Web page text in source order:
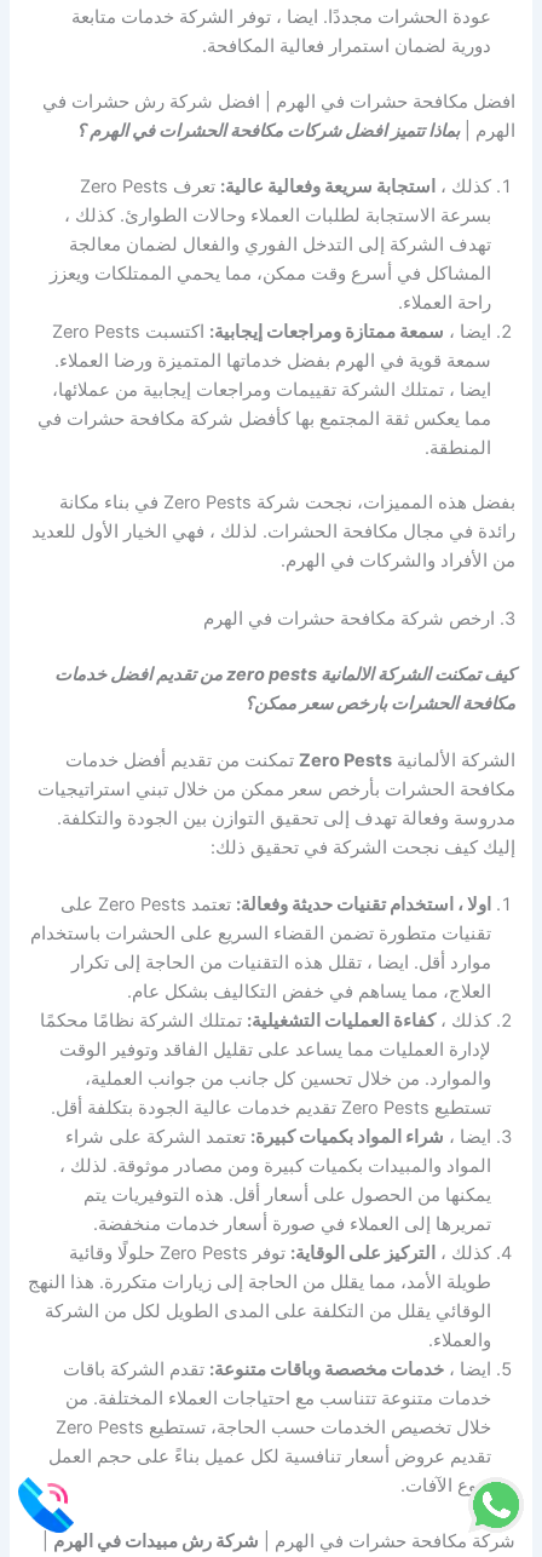
عودة الحشرات مجددًا. ايضا ، توفر الشركة خدمات متابعة
دورية لضمان استمرار فعالية المكافحة.
افضل مكافحة حشرات في الهرم | افضل شركة رش حشرات في
الهرم |بماذا تتميز افضل شركات مكافحة الحشرات في الهرم ؟
كذلك ، استجابة سريعة وفعالية عالية:
تعرف Zero Pests
بسرعة الاستجابة لطلبات العملاء وحالات الطوارئ. كذلك ،
تهدف الشركة إلى التدخل الفوري والفعال لضمان معالجة
المشاكل في أسرع وقت ممكن، مما يحمي الممتلكات ويعزز
راحة العملاء.
ايضا ، سمعة ممتازة ومراجعات إيجابية:
اكتسبت Zero Pests
سمعة قوية في الهرم بفضل خدماتها المتميزة ورضا العملاء.
ايضا ، تمتلك الشركة تقييمات ومراجعات إيجابية من عملائها،
مما يعكس ثقة المجتمع بها كأفضل شركة مكافحة حشرات في
المنطقة.
بفضل هذه المميزات، نجحت شركة Zero Pests في بناء مكانة
رائدة في مجال مكافحة الحشرات. لذلك ، فهي الخيار الأول للعديد
من الأفراد والشركات في الهرم.
3. ارخص شركة مكافحة حشرات في الهرم
كيف تمكنت الشركة الالمانية zero pests من تقديم افضل خدمات
مكافحة الحشرات بارخص سعر ممكن؟
الشركة الألمانيةZero Pests تمكنت من تقديم أفضل خدمات
مكافحة الحشرات بأرخص سعر ممكن من خلال تبني استراتيجيات
مدروسة وفعالة تهدف إلى تحقيق التوازن بين الجودة والتكلفة.
إليك كيف نجحت الشركة في تحقيق ذلك:
اولا ، استخدام تقنيات حديثة وفعالة:
تعتمد Zero Pests على
تقنيات متطورة تضمن القضاء السريع على الحشرات باستخدام
موارد أقل. ايضا ، تقلل هذه التقنيات من الحاجة إلى تكرار
العلاج، مما يساهم في خفض التكاليف بشكل عام.
كذلك ،كفاءة العمليات التشغيلية: تمتلك الشركة نظامًا محكمًا
لإدارة العمليات مما يساعد على تقليل الفاقد وتوفير الوقت
والموارد. من خلال تحسين كل جانب من جوانب العملية،
تستطيع Zero Pests تقديم خدمات عالية الجودة بتكلفة أقل.
ايضا ، شراء المواد بكميات كبيرة: تعتمد الشركة على شراء
المواد والمبيدات بكميات كبيرة ومن مصادر موثوقة. لذلك ،
يمكنها من الحصول على أسعار أقل. هذه التوفيريات يتم
تمريرها إلى العملاء في صورة أسعار خدمات منخفضة.
كذلك ، التركيز على الوقاية:
توفر Zero Pests حلولًا وقائية
طويلة الأمد، مما يقلل من الحاجة إلى زيارات متكررة. هذا النهج
الوقائي يقلل من التكلفة على المدى الطويل لكل من الشركة
والعملاء.
ايضا ،خدمات مخصصة وباقات متنوعة: تقدم الشركة باقات
خدمات متنوعة تتناسب مع احتياجات العملاء المختلفة. من
خلال تخصيص الخدمات حسب الحاجة، تستطيع Zero Pests
تقديم عروض أسعار تنافسية لكل عميل بناءً على حجم العمل
ونوع الآفات.
شركة مكافحة حشرات في الهرم | شركة رش مبيدات في الهرم